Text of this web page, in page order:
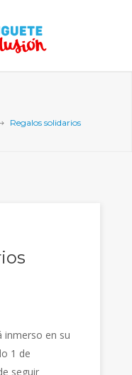
Regalos solidarios
inmerso en su
1 de
seguir